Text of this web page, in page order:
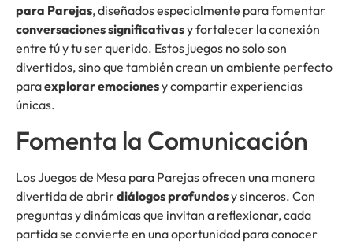
para Parejas, diseñados especialmente para fomentar
conversaciones significativasy fortalecer la conexión
entre tú y tu ser querido. Estos juegos no solo son
divertidos, sino que también crean un ambiente perfecto
paraexplorar emocionesy compartir experiencias
únicas.
Fomenta la Comunicación
Los Juegos de Mesa para Parejas ofrecen una manera
divertida de abrirdiálogos profundosy sinceros. Con
preguntas y dinámicas que invitan a reflexionar, cada
partida se convierte en una oportunidad para conocer